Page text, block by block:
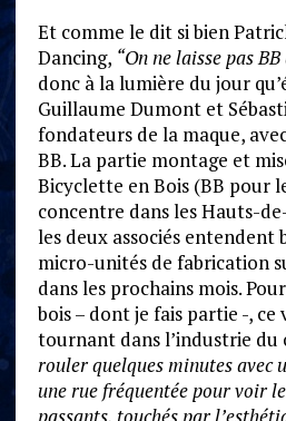
Et comme le dit si bien
Dancing, “On ne laisse pas
donc à la lumière du jour
Guillaume Dumont et
fondateurs de la maque,
BB. La partie montage et
Bicyclette en Bois (BB pour
concentre dans les Hauts-
les deux associés entendent
micro-unités de fabrication
dans les prochains mois.
bois – dont je fais partie -, ce
tournant dans l’industrie du
rouler quelques minutes avec
une rue fréquentée pour voir